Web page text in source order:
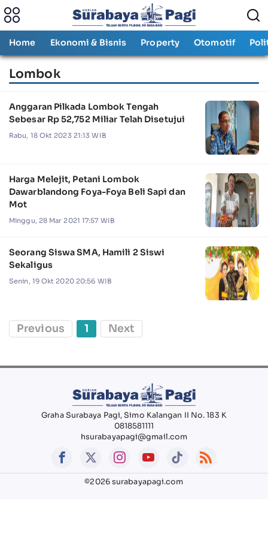
Home Ekonomi & Bisnis Property Otomotif
Lombok
Anggaran Pilkada Lombok Tengah
Sebesar Rp 52,752 Miliar Telah Disetujui
Rabu, 18 Okt 2023 21:13 WIB
Harga Melejit, Petani Lombok
Dawarblandong Foya-Foya Beli Sapi dan
Mot
Minggu, 28 Mar 2021 17:57 WIB
Seorang Siswa SMA, Hamili 2 Siswi
Sekaligus
Senin, 19 Okt 2020 20:56 WIB
Previous 1 Next
Graha Surabaya Pagi, Simo Kalangan II No. 183 K
0818581111
hsurabayapagi@gmail.com
©2026 surabayapagi.com